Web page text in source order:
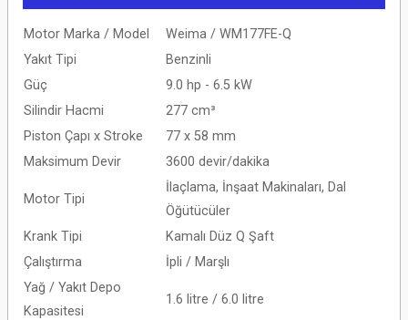
Motor Marka / Model
Weima / WM177FE-Q
Yakıt Tipi
Benzinli
Güç
9.0 hp - 6.5 kW
Silindir Hacmi
277 cm³
Piston Çapı x Stroke
77 x 58 mm
Maksimum Devir
3600 devir/dakika
Motor Tipi
İlaçlama, İnşaat Makinaları, Dal
Öğütücüler
Krank Tipi
Kamalı Düz Q Şaft
Çalıştırma
İpli / Marşlı
Yağ / Yakıt Depo
Kapasitesi
1.6 litre / 6.0 litre